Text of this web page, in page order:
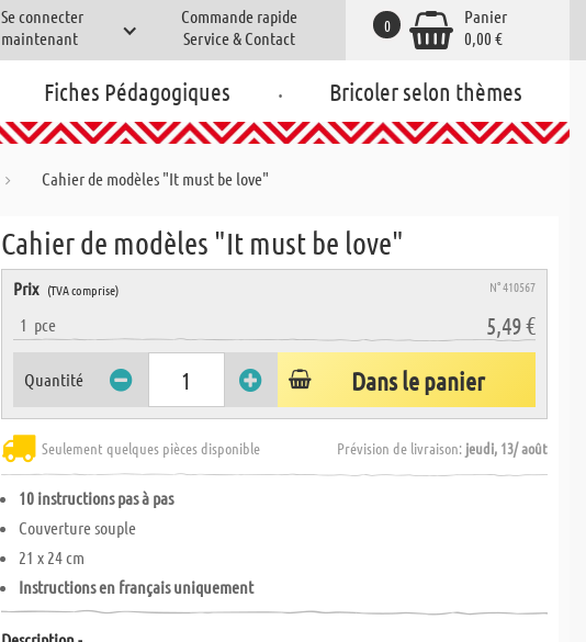
Se connecter
maintenant
Commande rapide
Service & Contact
Panier
0,00 €
0
Fiches Pédagogiques . Bricoler selon thèmes
Cahier de modèles "It must be love"
Cahier de modèles "It must be love"
Prix (TVA comprise) N° 410567
1 pce 5,49 €
Quantité Dans le panier
Seulement quelques pièces disponible Prévision de livraison: jeudi, 13/ août
10 instructions pas à pas
Couverture souple
21 x 24 cm
Instructions en français uniquement